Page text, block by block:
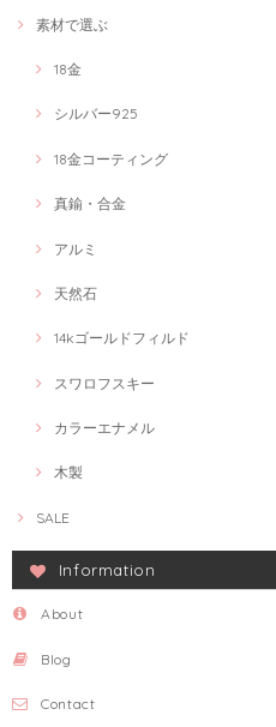
素材で選ぶ
18金
シルバー925
18金コーティング
真鍮・合金
アルミ
天然石
14kゴールドフィルド
スワロフスキー
カラーエナメル
木製
SALE
Information
About
Blog
Contact